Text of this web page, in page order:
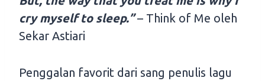
cry myself to sleep.”– Think of Me oleh
Sekar Astiari
Penggalan favorit dari sang penulis lagu